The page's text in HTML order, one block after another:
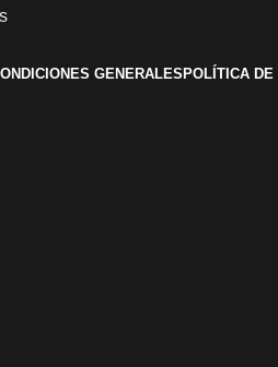
GENERALES POLÍTICA DE